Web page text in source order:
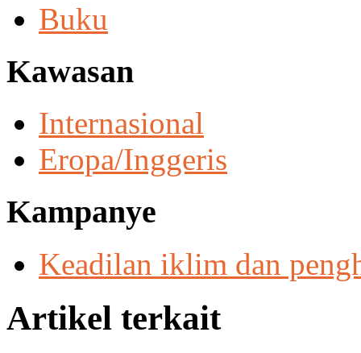
Buku
Kawasan
Internasional
Eropa/Inggeris
Kampanye
Keadilan iklim dan
Artikel terkait